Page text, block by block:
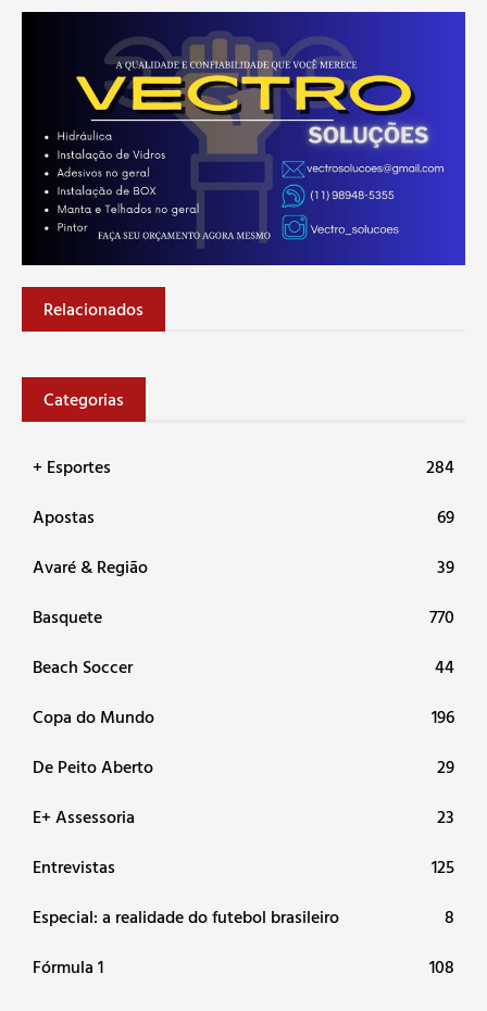
Relacionados
Categorias
+ Esportes
284
Apostas
69
Avaré & Região
39
Basquete
770
Beach Soccer
44
Copa do Mundo
196
De Peito Aberto
29
E+ Assessoria
23
Entrevistas
125
Especial: a realidade do futebol brasileiro
8
Fórmula 1
108